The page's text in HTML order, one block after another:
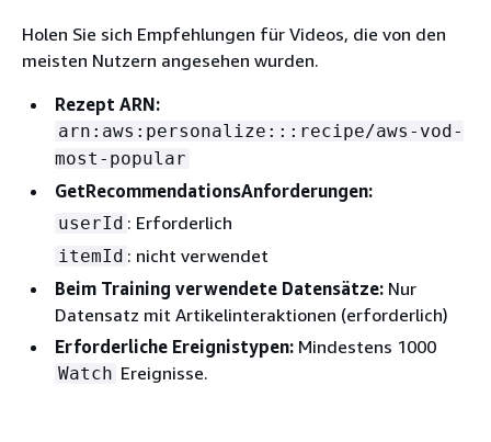
Holen Sie sich Empfehlungen für Videos, die von den
meisten Nutzern angesehen wurden.
Rezept ARN:
arn:aws:personalize:::recipe/aws-vod-
most-popular
GetRecommendationsAnforderungen:
userId : Erforderlich
itemId : nicht verwendet
Beim Training verwendete Datensätze: Nur
Datensatz mit Artikelinteraktionen (erforderlich)
Erforderliche Ereignistypen: Mindestens 1000
Watch Ereignisse.